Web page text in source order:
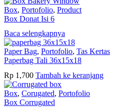
adalah:
Rp 13,000.
ini
Box, Portofolio, Product
Box Donat Isi 6
Baca selengkapnya
Paper Bag, Portofolio, Tas Kertas
Paperbag Tali 36x15x18
Rp 1,700 Tambah ke keranjang
Box, Corugated, Portofolio
Box Corrugated